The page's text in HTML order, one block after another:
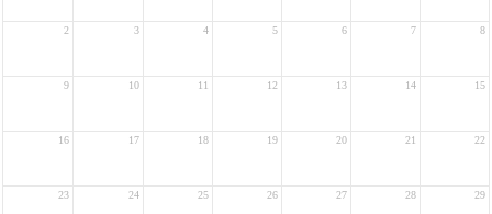
2 3 4 5 6 7 8
9 10 11 12 13 14 15
16 17 18 19 20 21 22
23 24 25 26 27 28 29